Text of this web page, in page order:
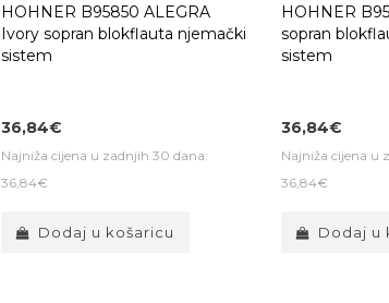
HOHNER B95850 ALEGRA
Ivory sopran blokflauta njemački
sistem
36,84€
Najniža cijena u zadnjih 30 dana:
36,84€
Dodaj u košaricu
HOHNER
sopran
sistem
36,84€
Najniža cijena u
36,84€
Dodaj u